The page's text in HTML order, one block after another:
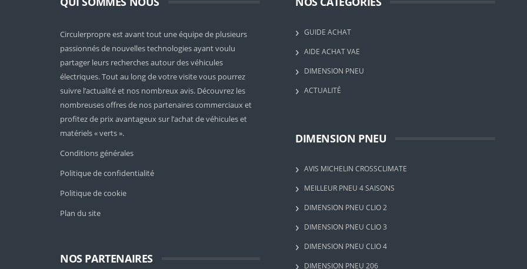
Circulerpropre est avant tout une équipe de plusieurs
passionnés de nouvelles technologies ayant voulu
partager leurs recherches autour des véhicules
électriques. Tout au long de votre visite vous pourrez
suivre l’actualité et nos nombreux avis. Découvrez les
nombreuses offres de nos partenaires commerciaux et
profitez de prix avantageux sur l’achat de véhicules et
matériels « verts ».
Conditions générales
Politique de confidentialité
Politique de cookie
Plan du site
NOS PARTENAIRES
GUIDE ACHAT
AIDE ACHAT VAE
DIMENSION PNEU
ACTUALITÉ
DIMENSION PNEU
AVIS MICHELIN CROSSCLIMATE
MEILLEUR PNEU 4 SAISONS
DIMENSION PNEU CLIO 2
DIMENSION PNEU CLIO 3
DIMENSION PNEU CLIO 4
DIMENSION PNEU 206